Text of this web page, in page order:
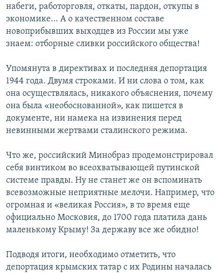
набеги, работорговля, откаты, пардон, откупы в
экономике... А о качественном составе
новоприбывших выходцев из России мы уже
знаем: отборные сливки российского общества!
Упомянута в директивах и последняя депортация
1944 года. Двумя строками. И ни слова о том, как
она осуществлялась, никакого объяснения, почему
она была «необоснованной», как пишется в
документе, ни намека на извинения перед
невинными жертвами сталинского режима.
Что же, российский Минобраз продемонстрировал
себя винтиком во всеохватывающей путинской
системе правды. Ну не станет же он вспоминать
всевозможные неприятные мелочи. Например, что
огромная и «великая Россия», в то время еще
официально Московия, до 1700 года платила дань
маленькому Крыму! За державу все же обидно!
Подводя итоги, необходимо отметить, что
депортация крымских татар с их Родины началась